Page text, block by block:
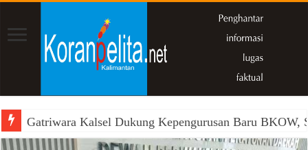
Gatriwara Kalsel Dukung Kepengurusan Baru BKOW,